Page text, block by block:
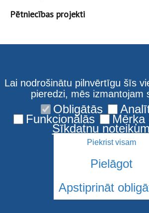
Pētniecības projekti
© 2026 Latvijas Universitāte. Visas
Lai nodrošinātu pilnvērtīgu šīs
pieredzi, mēs izmantojam
Obligātās
Funkcionālās Mērķa
Sīkdatņu
Piekrist visam
Pielāgot
Apstiprināt